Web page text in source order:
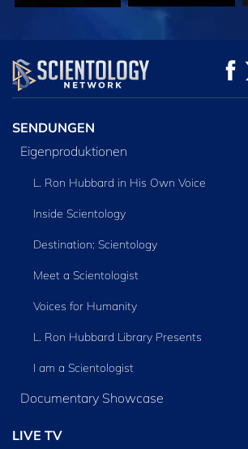
ANSEHEN
SENDUNGEN
Eigenproduktionen
L. Ron Hubbard in His Own Voice
Inside Scientology
Destination: Scientology
Meet a Scientologist
Voices for Humanity
L. Ron Hubbard Library Presents
I am a Scientologist
Documentary Showcase
LIVE TV